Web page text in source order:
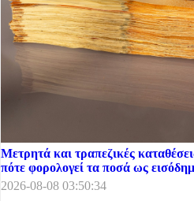
Μετρητά και τραπεζικές
πότε φορολογεί τα ποσά ως
2026-08-08 03:50:34